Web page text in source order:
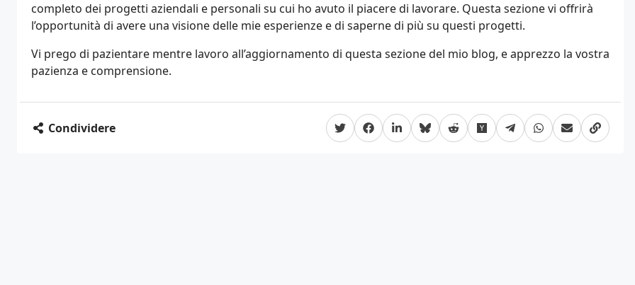
completo dei progetti aziendali e personali su cui ho avuto il piacere di lavorare. Questa sezione vi offrirà
l’opportunità di avere una visione delle mie esperienze e di saperne di più su questi progetti.
Vi prego di pazientare mentre lavoro all’aggiornamento di questa sezione del mio blog, e apprezzo la vostra
pazienza e comprensione.
Condividere